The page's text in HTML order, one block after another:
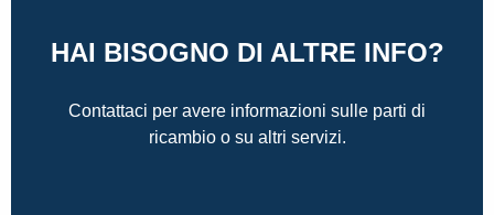
HAI BISOGNO DI ALTRE INFO?
Contattaci per avere informazioni sulle parti di
ricambio o su altri servizi.